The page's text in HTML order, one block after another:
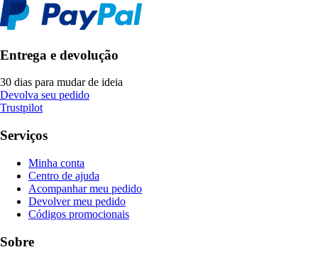
Entrega e devolução
30 dias para mudar de ideia
Devolva seu pedido
Trustpilot
Serviços
Minha conta
Centro de ajuda
Acompanhar meu pedido
Devolver meu pedido
Códigos promocionais
Sobre